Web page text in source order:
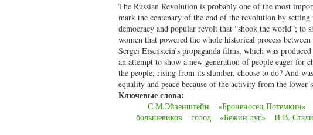
The Russian Revolution is probably one of the most
mark the centenary of the end of the revolution by
democracy and popular revolt that “shook the world”;
women that powered the whole historical process
Sergei Eisenstein’s propaganda films, which was
an attempt to show a new generation of people eager for
the people, rising from its slumber, choose to do? And
equality and peace because of the activity from the lower
Ключевые слова:
С.М.Эйзенштейн «Броненосец Потемкин»
большевиков
голод «Бежин луг» И.В.